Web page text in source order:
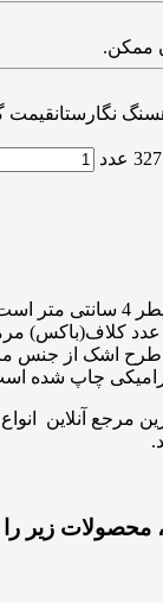
ممکن.
نگارستانقیمت
10 سانتی متری استفاده شده
طرح اشک از جنس
چاپ شده
محصولات زیر را